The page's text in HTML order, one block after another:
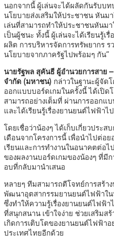
นอกจากนี้ ผู้เล่นจะได้ผลัดกันรับบท
นโยบายส่งเสริมให้ประชาชน หัน
เล่นที่สามารถทำให้ประชาชนหันม
เป็นผู้ชนะ ทั้งนี้ ผู้เล่นจะได้เรียนรู้เ
ผลิต การบริหารจัดการทรัพยากร ร
นโยบายจากภาครัฐไปพร้อมๆ กัน”
นายรัฐพล สุคันธี ผู้อำนวยการสาย
จำกัด (มหาชน) กล่าวในฐานะผู้จัด
ออกแบบบอร์ดเกมในครั้งนี้ ได้เปิ
สามารถอย่างเต็มที่ ผ่านการออก
และได้เรียนรู้เรื่องยานยนต์ไฟฟ้าไ
โดยเชื่อว่าน้องๆ ได้เก็บเกี่ยวประ
เดือนจากโครงการนี้ เพื่อนำไปต่อ
เรียนและการทำงานในอนาคตต่อ
ของผลงานบอร์ดเกมของน้องๆ ที่
อบที่กลับมานำเสนอ
หลายๆ ทีมสามารถตีโจทย์การสร้า
พัฒนาอุตสากรรมยานยนต์ไฟฟ้าใน
ซึ่งทำให้ความรู้เรื่องยานยนต์ไฟฟ้
ที่สนุกสนาน เข้าใจง่าย ช่วยเสริมส
เกิดการเติบโตของยานยนต์ไฟฟ้า
ประเทศไทยอีกด้วย